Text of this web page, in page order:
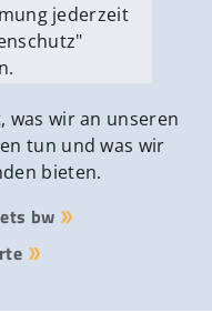
jederzeit
was wir an unseren
tun und was wir
bieten.
bw